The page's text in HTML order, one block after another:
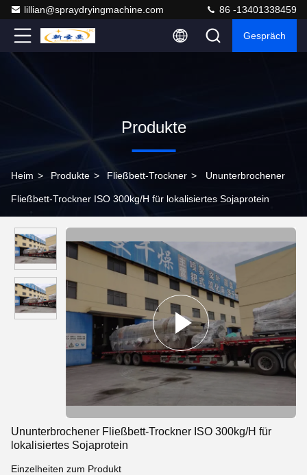
lillian@spraydryingmachine.com 86 -13401338459
Gespräch
Produkte
Heim > Produkte > Fließbett-Trockner > Ununterbrochener
Fließbett-Trockner ISO 300kg/H für lokalisiertes Sojaprotein
Ununterbrochener Fließbett-Trockner ISO 300kg/H für
lokalisiertes Sojaprotein
Einzelheiten zum Produkt